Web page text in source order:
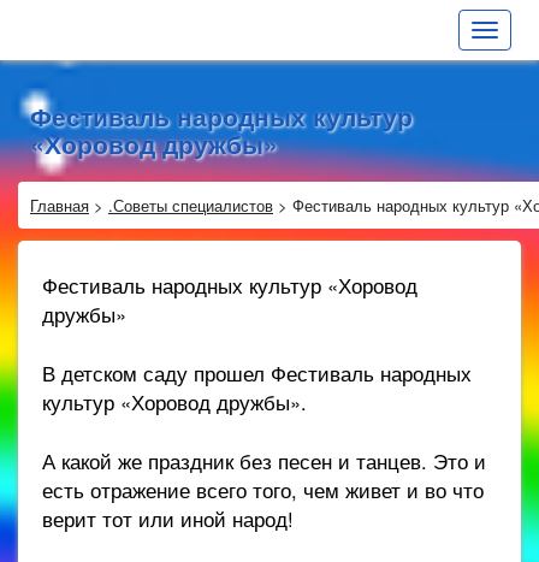
Toggle
Фестиваль народных культур
«Хоровод дружбы»
Главная > .Советы специалистов > Фестиваль народных культур
Фестиваль народных культур «Хоровод
дружбы»
В детском саду прошел Фестиваль народных
культур «Хоровод дружбы».
А какой же праздник без песен и танцев. Это и
есть отражение всего того, чем живет и во что
верит тот или иной народ!